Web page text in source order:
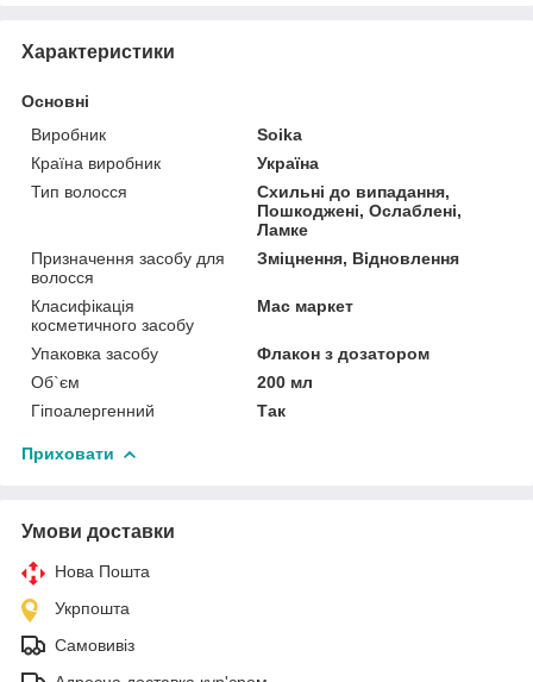
Характеристики
Основні
Виробник
Soika
Країна виробник
Україна
Тип волосся
Схильні до випадання,
Пошкоджені, Ослаблені,
Ламке
Призначення засобу для
волосся
Зміцнення, Відновлення
Класифікація
косметичного засобу
Мас маркет
Упаковка засобу
Флакон з дозатором
Об`єм
200 мл
Гіпоалергенний
Так
Приховати
Умови доставки
Нова Пошта
Укрпошта
Самовивіз